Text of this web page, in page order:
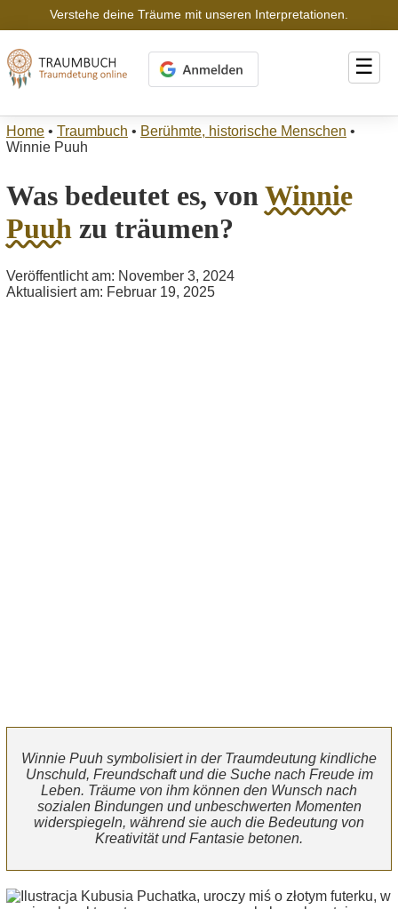
Verstehe deine Träume mit unseren Interpretationen.
☰
Home • Traumbuch • Berühmte, historische Menschen •
Winnie Puuh
Was bedeutet es, von Winnie
Puuh zu träumen?
Veröffentlicht am: November 3, 2024
Aktualisiert am: Februar 19, 2025
Winnie Puuh symbolisiert in der Traumdeutung kindliche
Unschuld, Freundschaft und die Suche nach Freude im
Leben. Träume von ihm können den Wunsch nach
sozialen Bindungen und unbeschwerten Momenten
widerspiegeln, während sie auch die Bedeutung von
Kreativität und Fantasie betonen.